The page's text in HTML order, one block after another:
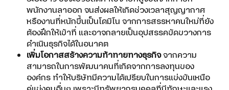
พนักงานลาออก จนส่งผลให้เกิดช่วงเวลาสุญญากาศ
หรืองานที่หนักขึ้นเป็นโดมิโน จากการสรรหาคนใหม่ที่ยัง
ต้องฝึกให้เข้าที่ และอาจกลายเป็นอุปสรรคขัดขวางการ
ดำเนินธุรกิจได้ในอนาคต
เพิ่มโอกาสสร้างความท้าทายทางธุรกิจจากความ
สามารถในการพัฒนาคนที่เกิดจากการลงทุนของ
องค์กร ทำให้บริษัทมีความได้เปรียบในการแข่งขันเหนือ